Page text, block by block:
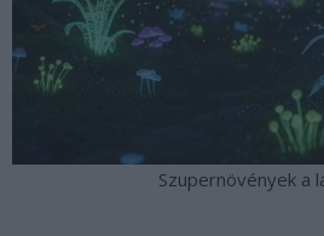
Szupernövények a